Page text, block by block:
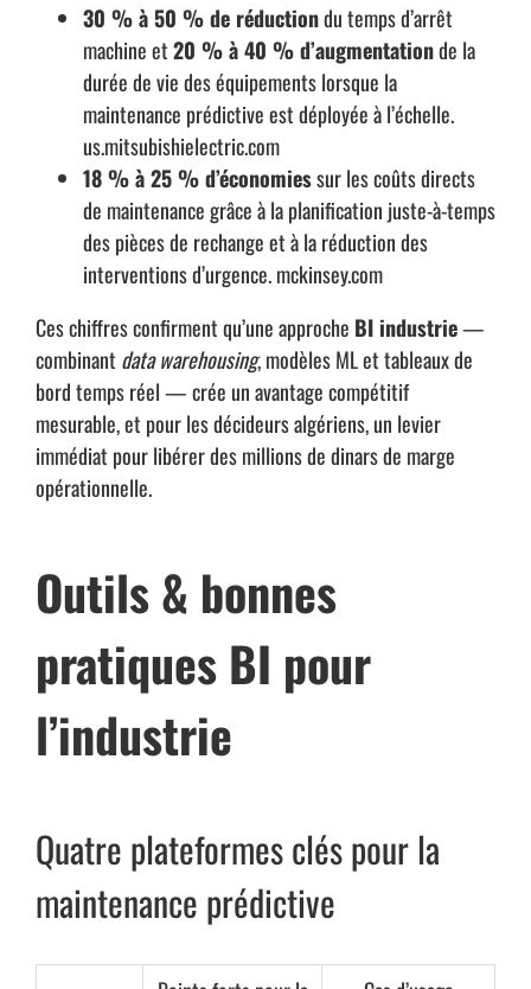
30 % à 50 % de réductiondu temps d’arrêt
machine et20 % à 40 % d’augmentationde la
durée de vie des équipements lorsque la
maintenance prédictive est déployée à l’échelle.
us.mitsubishielectric.com
18 % à 25 % d’économiessur les coûts directs
de maintenance grâce à la planification juste-à-temps
des pièces de rechange et à la réduction des
interventions d’urgence.mckinsey.com
Ces chiffres confirment qu’une approche BI industrie—
combinant data warehousing, modèles ML et tableaux de
bord temps réel — crée un avantage compétitif
mesurable, et pour les décideurs algériens, un levier
immédiat pour libérer des millions de dinars de marge
opérationnelle.
Outils & bonnes
pratiques BI pour
l’industrie
Quatre plateformes clés pour la
maintenance prédictive